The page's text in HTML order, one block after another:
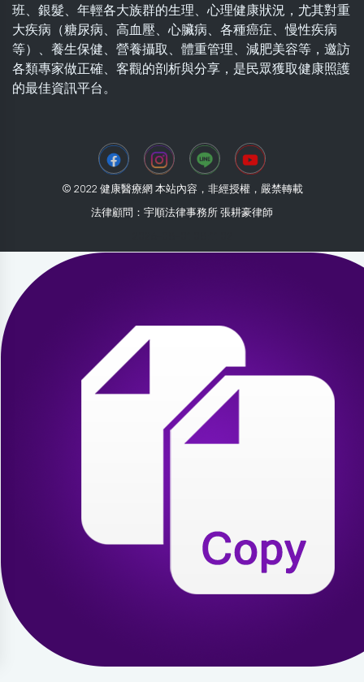
班、銀髮、年輕各大族群的生理、心理健康狀況，尤其對重
大疾病（糖尿病、高血壓、心臟病、各種癌症、慢性疾病
等）、養生保健、營養攝取、體重管理、減肥美容等，邀訪
各類專家做正確、客觀的剖析與分享，是民眾獲取健康照護
的最佳資訊平台。
© 2022 健康醫療網 本站內容，非經授權，嚴禁轉載
法律顧問：宇順法律事務所 張耕豪律師